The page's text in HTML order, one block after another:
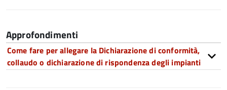
Approfondimenti
Come fare per allegare la Dichiarazione di conformità,
collaudo o dichiarazione di rispondenza degli impianti